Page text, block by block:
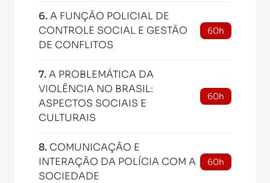
6.A FUNÇÃO POLICIAL DE
CONTROLE SOCIAL E GESTÃO
DE CONFLITOS
60h
7.A PROBLEMÁTICA DA
VIOLÊNCIA NO BRASIL:
ASPECTOS SOCIAIS E
CULTURAIS
60h
8. COMUNICAÇÃO E
INTERAÇÃO DA POLÍCIA COM A
SOCIEDADE
60h